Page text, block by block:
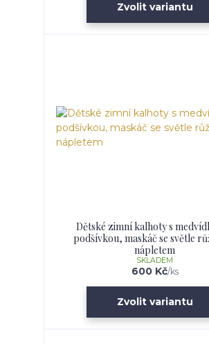
Zvolit variantu
Dětské zimní kalhoty s
podšívkou, maskáč se světle
nápletem
600 Kč/ks
SKLADEM
Zvolit variantu